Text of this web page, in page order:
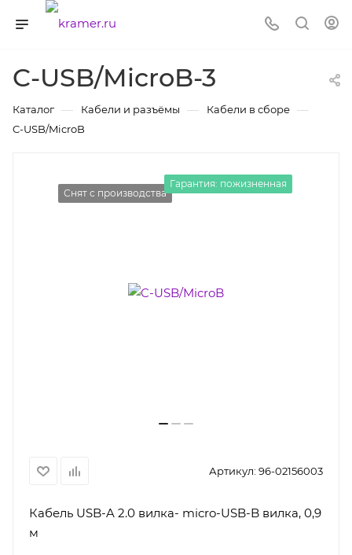
C-USB/MicroB-3
Каталог — Кабели и разъёмы — Кабели в сборе —
C-USB/MicroB
Снят с производства
Гарантия: пожизненная
Артикул: 96-02156003
Кабель USB-A 2.0 вилка- micro-USB-B вилка, 0,9
м